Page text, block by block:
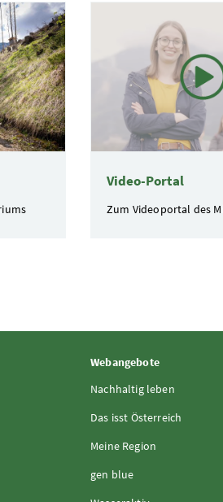
Video-Portal
Zum Videoportal des
Webangebote
Nachhaltig leben
Das isst Österreich
Meine Region
gen blue